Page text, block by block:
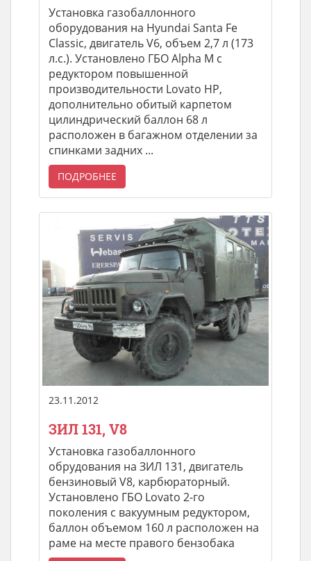
Установка газобаллонного
оборудования на Hyundai Santa Fe
Classic, двигатель V6, объем 2,7 л (173
л.с.). Установлено ГБО Alpha M с
редуктором повышенной
производительности Lovato HP,
дополнительно обитый карпетом
цилиндрический баллон 68 л
расположен в багажном отделении за
спинками задних ...
ПОДРОБНЕЕ
23.11.2012
ЗИЛ 131, V8
Установка газобаллонного
обрудования на ЗИЛ 131, двигатель
бензиновый V8, карбюраторный.
Установлено ГБО Lovato 2-го
поколения с вакуумным редуктором,
баллон объемом 160 л расположен на
раме на месте правого бензобака